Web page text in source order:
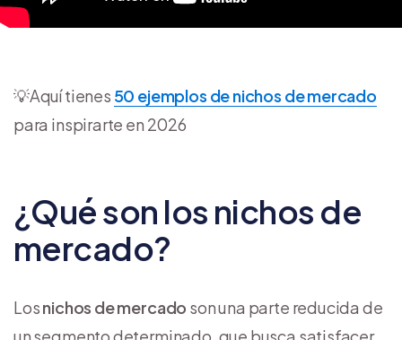
💡Aquí tienes 50 ejemplos de nichos de mercado
para inspirarte en 2026
¿Qué son los nichos de
mercado?
Losnichos de mercado son una parte reducida de